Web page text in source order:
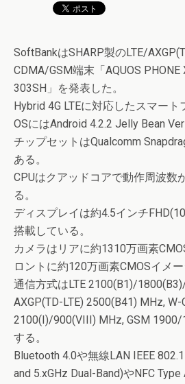
SoftBankはSHARP製のLTE/
CDMA/GSM端末「AQUOS
303SH」を発表した。
Hybrid 4G LTEに対応したスマート
OSにはAndroid 4.2.2 Jelly Bean
チップセットはQualcomm
ある。
CPUはクアッドコアで動作周波数
る。
ディスプレイは約4.5インチ
搭載している。
カメラはリアに約1310万画素
ロントに約120万画素CMOSイメ
通信方式はLTE 2100(B1)/
AXGP(TD-LTE) 2500(B41) MHz, W-
2100(I)/900(VIII) MHz, GSM
する。
Bluetooth 4.0や無線LAN IEEE
and 5.xGHz Dual-Band)やNFC